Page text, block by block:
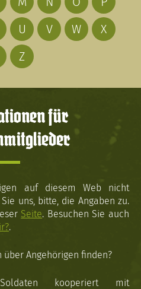
U V W
X
Z
für
auf diesem Web nicht
uns, bitte, die Angaben zu.
Seite. Besuchen Sie auch
.
über Angehörigen finden?
kooperiert mit